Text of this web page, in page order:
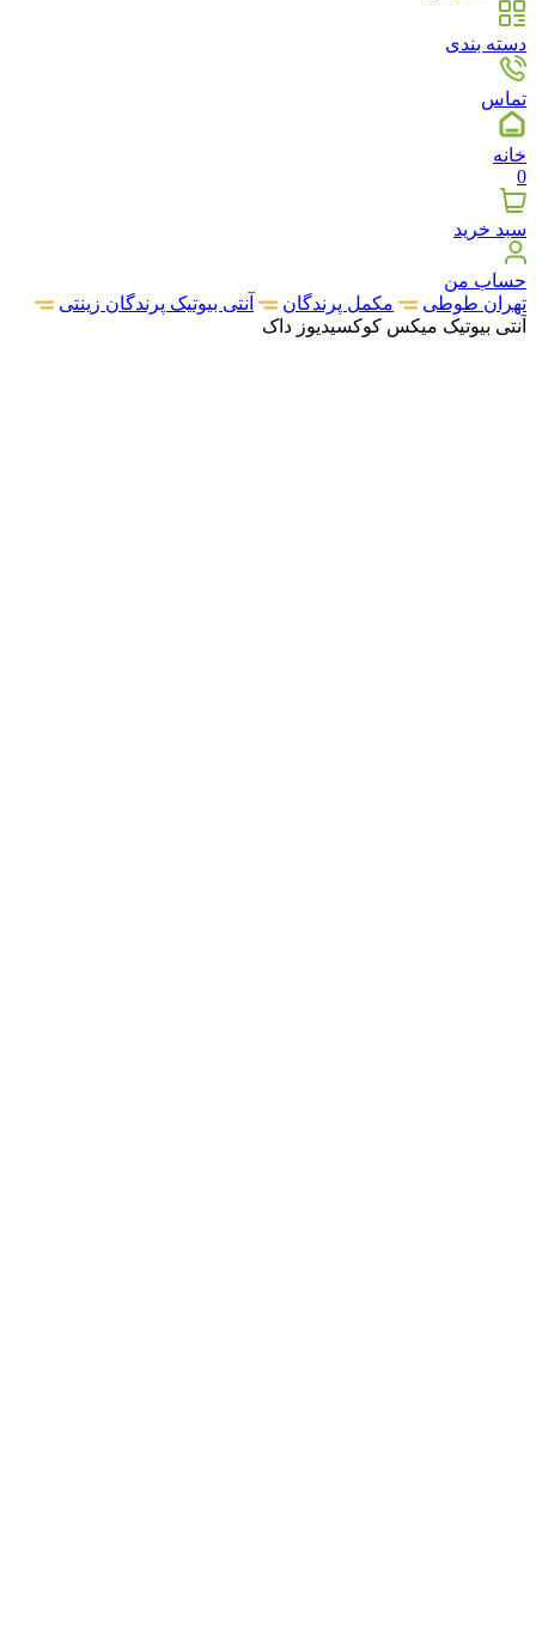
دسته بندی
تماس
خانه
0
سبد خرید
حساب من
تهران طوطی
مکمل پرندگان
آنتی بیوتیک پرندگان زینتی
آنتی بیوتیک میکس کوکسیدیوز داک